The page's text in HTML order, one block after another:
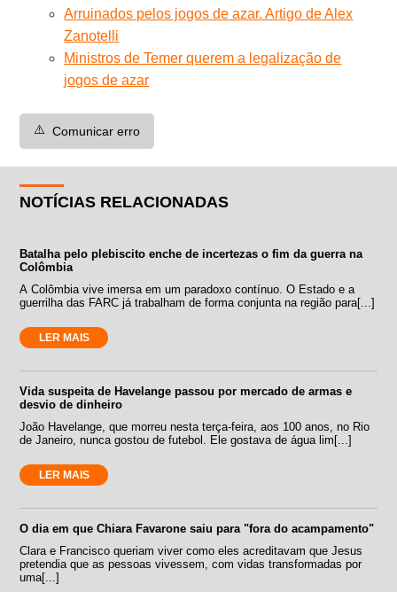
Arruinados pelos jogos de azar. Artigo de Alex
Zanotelli
Ministros de Temer querem a legalização de
jogos de azar
⚠️ Comunicar erro
NOTÍCIAS RELACIONADAS
Batalha pelo plebiscito enche de incertezas o fim da guerra na
Colômbia
A Colômbia vive imersa em um paradoxo contínuo. O Estado e a
guerrilha das FARC já trabalham de forma conjunta na região para[...]
LER MAIS
Vida suspeita de Havelange passou por mercado de armas e
desvio de dinheiro
João Havelange, que morreu nesta terça-feira, aos 100 anos, no Rio
de Janeiro, nunca gostou de futebol. Ele gostava de água lim[...]
LER MAIS
O dia em que Chiara Favarone saiu para "fora do acampamento"
Clara e Francisco queriam viver como eles acreditavam que Jesus
pretendia que as pessoas vivessem, com vidas transformadas por
uma[...]